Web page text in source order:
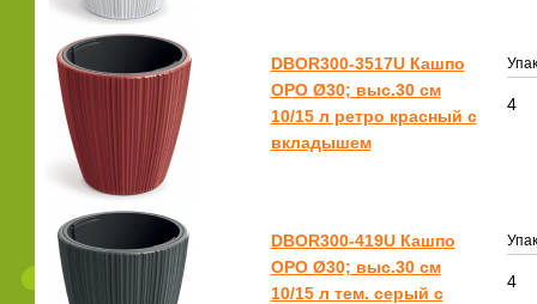
DBOR300-3517U Кашпо
ОРО Ø30; выс.30 см
10/15 л ретро красный с
вкладышем
4
DBOR300-419U Кашпо
ОРО Ø30; выс.30 см
10/15 л тем. серый с
4